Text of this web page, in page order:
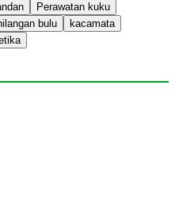
Perawatan kuku
bulu
kacamata